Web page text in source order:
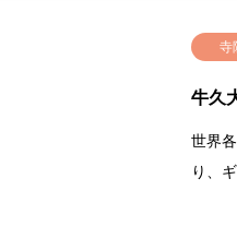
寺
牛久
世界
り、